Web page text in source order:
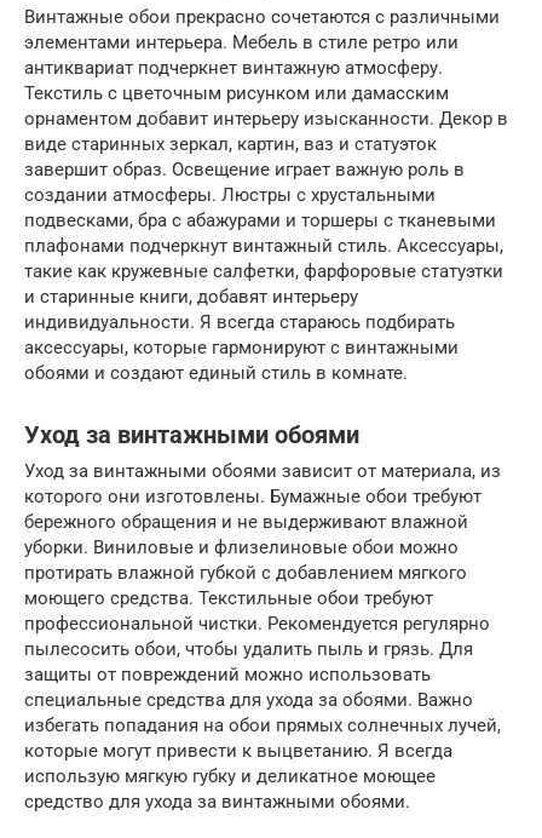
Винтажные обои прекрасно сочетаются с различными
элементами интерьера. Мебель в стиле ретро или
антиквариат подчеркнет винтажную атмосферу.
Текстиль с цветочным рисунком или дамасским
орнаментом добавит интерьеру изысканности. Декор в
виде старинных зеркал, картин, ваз и статуэток
завершит образ. Освещение играет важную роль в
создании атмосферы. Люстры с хрустальными
подвесками, бра с абажурами и торшеры с тканевыми
плафонами подчеркнут винтажный стиль. Аксессуары,
такие как кружевные салфетки, фарфоровые статуэтки
и старинные книги, добавят интерьеру
индивидуальности. Я всегда стараюсь подбирать
аксессуары, которые гармонируют с винтажными
обоями и создают единый стиль в комнате.
Уход за винтажными обоями
Уход за винтажными обоями зависит от материала, из
которого они изготовлены. Бумажные обои требуют
бережного обращения и не выдерживают влажной
уборки. Виниловые и флизелиновые обои можно
протирать влажной губкой с добавлением мягкого
моющего средства. Текстильные обои требуют
профессиональной чистки. Рекомендуется регулярно
пылесосить обои, чтобы удалить пыль и грязь. Для
защиты от повреждений можно использовать
специальные средства для ухода за обоями. Важно
избегать попадания на обои прямых солнечных лучей,
которые могут привести к выцветанию. Я всегда
использую мягкую губку и деликатное моющее
средство для ухода за винтажными обоями.